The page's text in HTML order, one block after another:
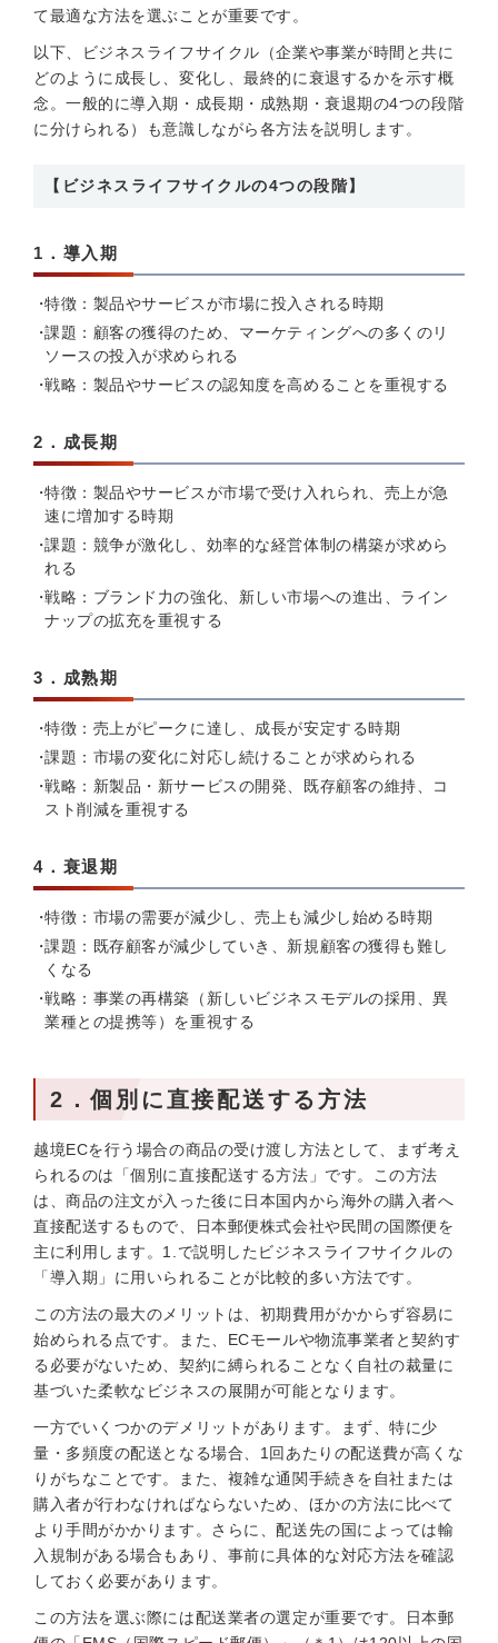
て最適な方法を選ぶことが重要です。
以下、ビジネスライフサイクル（企業や事業が時間と共に
どのように成長し、変化し、最終的に衰退するかを示す概
念。一般的に導入期・成長期・成熟期・衰退期の4つの段階
に分けられる）も意識しながら各方法を説明します。
【ビジネスライフサイクルの4つの段階】
1．導入期
特徴：製品やサービスが市場に投入される時期
課題：顧客の獲得のため、マーケティングへの多くのリ
ソースの投入が求められる
戦略：製品やサービスの認知度を高めることを重視する
2．成長期
特徴：製品やサービスが市場で受け入れられ、売上が急
速に増加する時期
課題：競争が激化し、効率的な経営体制の構築が求めら
れる
戦略：ブランド力の強化、新しい市場への進出、ライン
ナップの拡充を重視する
3．成熟期
特徴：売上がピークに達し、成長が安定する時期
課題：市場の変化に対応し続けることが求められる
戦略：新製品・新サービスの開発、既存顧客の維持、コ
スト削減を重視する
4．衰退期
特徴：市場の需要が減少し、売上も減少し始める時期
課題：既存顧客が減少していき、新規顧客の獲得も難し
くなる
戦略：事業の再構築（新しいビジネスモデルの採用、異
業種との提携等）を重視する
2．個別に直接配送する方法
越境ECを行う場合の商品の受け渡し方法として、まず考え
られるのは「個別に直接配送する方法」です。この方法
は、商品の注文が入った後に日本国内から海外の購入者へ
直接配送するもので、日本郵便株式会社や民間の国際便を
主に利用します。1.で説明したビジネスライフサイクルの
「導入期」に用いられることが比較的多い方法です。
この方法の最大のメリットは、初期費用がかからず容易に
始められる点です。また、ECモールや物流事業者と契約す
る必要がないため、契約に縛られることなく自社の裁量に
基づいた柔軟なビジネスの展開が可能となります。
一方でいくつかのデメリットがあります。まず、特に少
量・多頻度の配送となる場合、1回あたりの配送費が高くな
りがちなことです。また、複雑な通関手続きを自社または
購入者が行わなければならないため、ほかの方法に比べて
より手間がかかります。さらに、配送先の国によっては輸
入規制がある場合もあり、事前に具体的な対応方法を確認
しておく必要があります。
この方法を選ぶ際には配送業者の選定が重要です。日本郵